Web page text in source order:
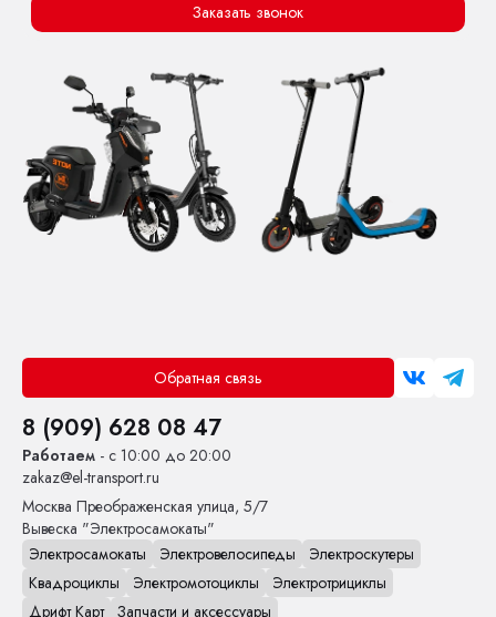
Заказать звонок
Обратная связь
8 (909) 628 08 47
Работаем - с 10:00 до 20:00
zakaz@el-transport.ru
Москва Преображенская улица, 5/7
Вывеска "Электросамокаты"
Электросамокаты
Электровелосипеды
Электроскутеры
Квадроциклы
Электромотоциклы
Электротрициклы
Дрифт Карт Запчасти и аксессуары